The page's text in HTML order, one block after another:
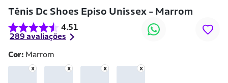
Tênis Dc Shoes Episo Unissex - Marrom
4.51
289 avaliações
Cor: Marrom